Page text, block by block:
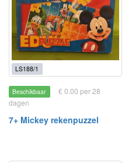
LS188/1
Beschikbaar
€ 0.00 per 28
dagen
7+ Mickey rekenpuzzel